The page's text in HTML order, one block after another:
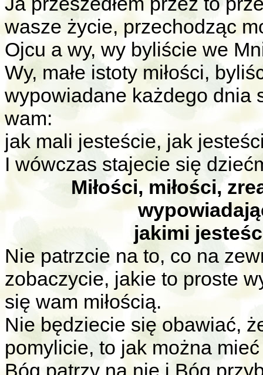
wasze życie, przechodząc
Ojcu a wy, wy byliście we
Wy, małe istoty miłości,
wypowiadane każdego dnia
wam:
jak mali jesteście, jak
I wówczas stajecie się
Miłości, miłości,
jakimi
Nie patrzcie na to, co na
zobaczycie, jakie to proste
się wam miłością.
Nie będziecie się obawiać,
pomylicie, to jak można
Bóg patrzy na nie i Bóg